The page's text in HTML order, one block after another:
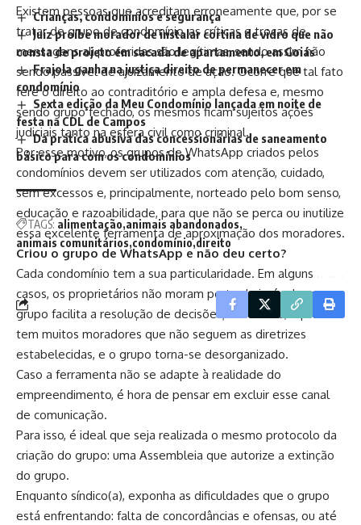
Existem pessoas que acreditam erroneamente que, por se
tratar de grupo de condomínio, as críticas e trocas de
mensagens ali proferidas são legítimas, sendo assim não
sendo passível de ajuizamento de ação. Ocorre que tal fato
fere o direito ao contraditório e ampla defesa e, mesmo
sendo grupo fechado, os mesmos ficam sujeitos ações
judiciais tanto na esfera civil como criminal.
Por esse motivo, os grupos de WhatsApp criados pelos
condomínios devem ser utilizados com atenção, cuidado,
sem excessos e, principalmente, norteado pelo bom senso,
educação e razoabilidade, para que não se perca ou inutilize
essa excelente ferramenta de aproximação dos moradores.
Criou o grupo de WhatsApp e não deu certo?
Cada condomínio tem a sua particularidade. Em alguns
casos, os proprietários não moram perto do imóvel e o
grupo facilita a resolução de decisões; em outros, o prédio
tem muitos moradores que não seguem as diretrizes
estabelecidas, e o grupo torna-se desorganizado.
Caso a ferramenta não se adapte à realidade do
empreendimento, é hora de pensar em excluir esse canal
de comunicação.
Para isso, é ideal que seja realizada o mesmo protocolo da
criação do grupo: uma Assembleia que autorize a extinção
do grupo.
Enquanto síndico(a), exponha as dificuldades que o grupo
está enfrentando: falta de concordâncias e ofensas, ou até
Crianças, condomínios e segurança
Juiz proíbe morador de instalar cortina de vidro que não
consta de projeto em sacada de apartamento, em Goiás
Frajola ganha na justiça direito de permanecer em
condomínio
Sexta edição da Meu Condomínio lançada em noite de
festa na CDL de Campos
Da prática abusiva das concessionárias de saneamento
básico para com os condomínios
TAGS: alimentação animais abandonados
animais comunitários condomínio direito